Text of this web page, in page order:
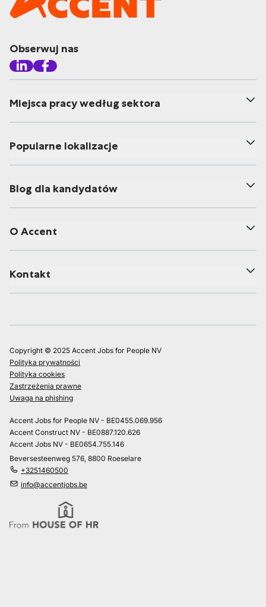
Obserwuj nas
Miejsca pracy według sektora
Popularne lokalizacje
Blog dla kandydatów
O Accent
Kontakt
Copyright © 2025 Accent Jobs for People NV
Polityka prywatności
Polityka cookies
Zastrzeżenia prawne
Uwaga na phishing
Accent Jobs for People NV - BE0455.069.956
Accent Construct NV - BE0887.120.626
Accent Jobs NV - BE0654.755.146
Beversesteenweg 576, 8800 Roeselare
+3251460500
info@accentjobs.be